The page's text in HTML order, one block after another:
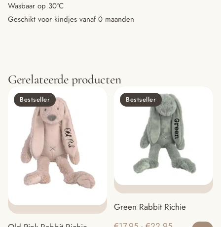
Wasbaar op 30°C
Geschikt voor kindjes vanaf 0 maanden
Gerelateerde producten
Bestseller Bestseller
Green Rabbit Richie